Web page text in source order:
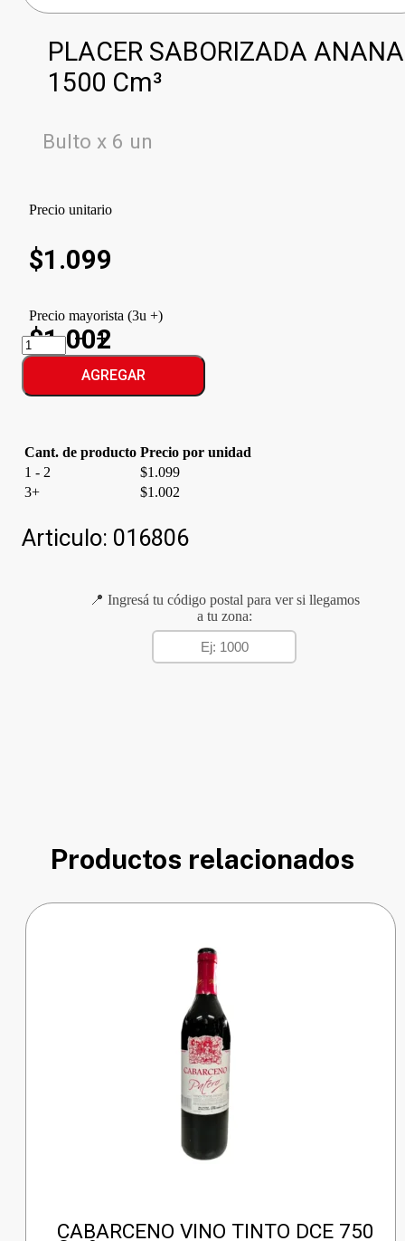
PLACER SABORIZADA ANANA
1500 Cm³
Bulto x 6 un
Precio unitario
$1.099
Precio mayorista (3u +)
$1.002
PLACER
SABORIZADA
ANANA
AGREGAR
Cant. de producto Precio por unidad
1 - 2
$1.099
3+
$1.002
Articulo: 016806
📍 Ingresá tu código postal para ver si llegamos
a tu zona:
Productos relacionados
CABARCENO VINO TINTO DCE 750